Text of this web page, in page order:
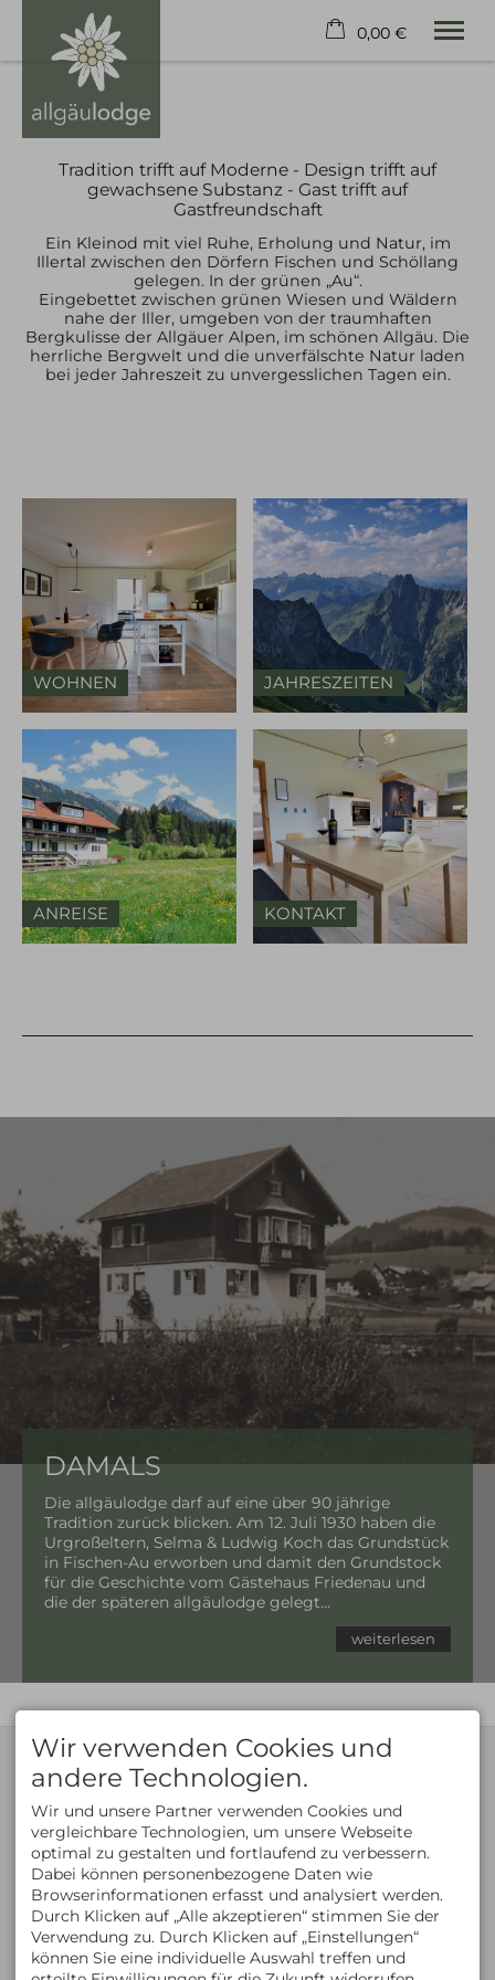
JAHRESZEITEN
BEWERTUNGEN
ANREISE
KONTAKT
Tel.+49 8326 384 98 66
0,00 €
Tradition trifft auf Moderne - Design trifft auf
gewachsene Substanz - Gast trifft auf
Gastfreundschaft
Ein Kleinod mit viel Ruhe, Erholung und Natur, im
Illertal zwischen den Dörfern Fischen und Schöllang
gelegen. In der grünen „Au“.
Eingebettet zwischen grünen Wiesen und Wäldern
nahe der Iller, umgeben von der traumhaften
Bergkulisse der Allgäuer Alpen, im schönen Allgäu. Die
herrliche Bergwelt und die unverfälschte Natur laden
bei jeder Jahreszeit zu unvergesslichen Tagen ein.
WOHNEN JAHRESZEITEN
ANREISE KONTAKT
DAMALS
Die allgäulodge darf auf eine über 90 jährige
Tradition zurück blicken. Am 12. Juli 1930 haben die
Urgroßeltern, Selma & Ludwig Koch das Grundstück
in Fischen-Au erworben und damit den Grundstock
für die Geschichte vom Gästehaus Friedenau und
die der späteren allgäulodge gelegt...
weiterlesen
KONTAKT
allgäulodge
Oliver Pillmeier
Illerstraße 10
87538 Fischen i. Allgäu
DEUTSCHLAND
Tel.+49 8326 384 98 66
Fax +49 8326 384 98 63
Mobil+49 171 355 20 70
kontakt@allgaeulodge.de
TRUSTYOU
HOLIDAYCHECK
Wir verwenden Cookies und
andere Technologien.
Wir und unsere Partner verwenden Cookies und
vergleichbare Technologien, um unsere Webseite
optimal zu gestalten und fortlaufend zu verbessern.
Dabei können personenbezogene Daten wie
Browserinformationen erfasst und analysiert werden.
Durch Klicken auf „Alle akzeptieren“ stimmen Sie der
Verwendung zu. Durch Klicken auf „Einstellungen“
können Sie eine individuelle Auswahl treffen und